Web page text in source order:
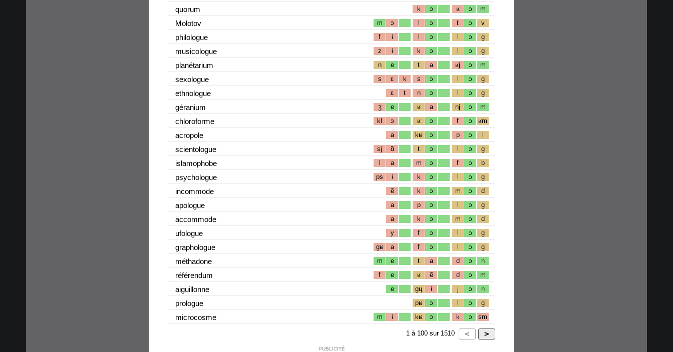
quorum k ɔ ʁ ɔ m
Molotov m ɔ l ɔ t ɔ v
philologue f i l ɔ l ɔ g
musicologue z i k ɔ l ɔ g
planétarium n e t a ʁj ɔ m
sexologue s ɛ k s ɔ l ɔ g
ethnologue ɛ t n ɔ l ɔ g
géranium ʒ e ʁ a nj ɔ m
chloroforme kl ɔ ʁ ɔ f ɔ ʁm
acropole a kʁ ɔ p ɔ l
scientologue sj ɑ̃ t ɔ l ɔ g
islamophobe l a m ɔ f ɔ b
psychologue ps i k ɔ l ɔ g
incommode ẽ k ɔ m ɔ d
apologue a p ɔ l ɔ g
accommode a k ɔ m ɔ d
ufologue y f ɔ l ɔ g
graphologue gʁ a f ɔ l ɔ g
méthadone m e t a d ɔ n
référendum f e ʁ ẽ d ɔ m
aiguillonne e gɥ i j ɔ n
prologue pʁ ɔ l ɔ g
microcosme m i kʁ ɔ k ɔ sm
1 à 100 sur 1510
PUBLICITÉ